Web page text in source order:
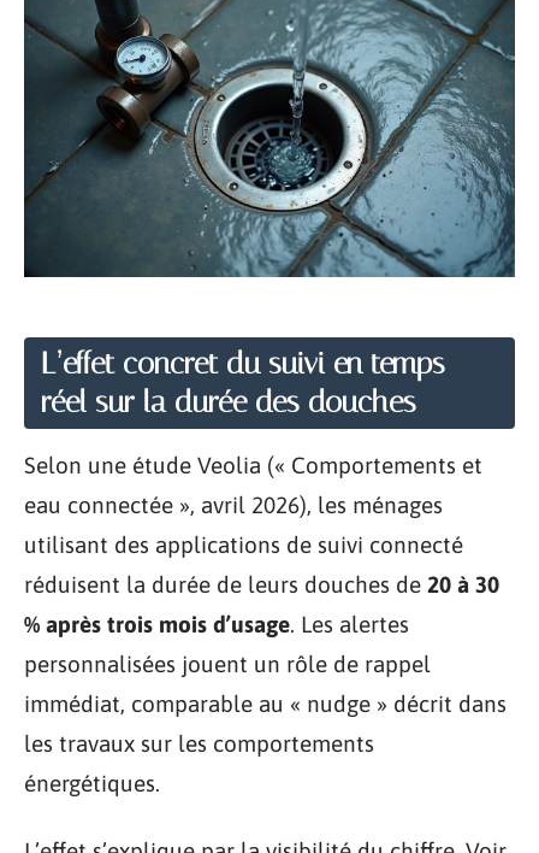
L’effet concret du suivi en temps
réel sur la durée des douches
Selon une étude Veolia (« Comportements et
eau connectée », avril 2026), les ménages
utilisant des applications de suivi connecté
réduisent la durée de leurs douches de 20 à 30
% après trois mois d’usage. Les alertes
personnalisées jouent un rôle de rappel
immédiat, comparable au « nudge » décrit dans
les travaux sur les comportements
énergétiques.